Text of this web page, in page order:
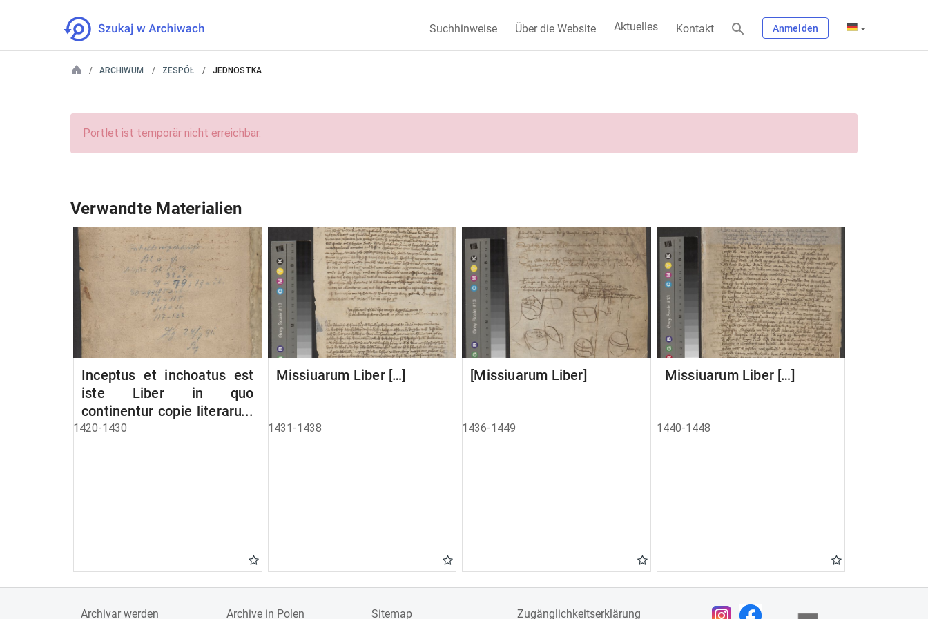
Suchhinweise Über die Website Aktuelles Kontakt Anmelden
ARCHIWUM ZESPÓŁ JEDNOSTKA
Portlet ist temporär nicht erreichbar.
Verwandte Materialien
Inceptus et inchoatus est
iste Liber in quo
continentur copie literarum
a Ciuitate Danczik et aliis
1420-1430
Missiuarum Liber […]
1431-1438
[Missiuarum Liber]
1436-1449
Missiuarum Liber […]
1440-1448
Archivar werden Archive in Polen Sitemap Zugänglichkeitserklärung